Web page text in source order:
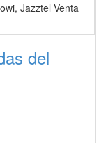
Jazztel Venta
del